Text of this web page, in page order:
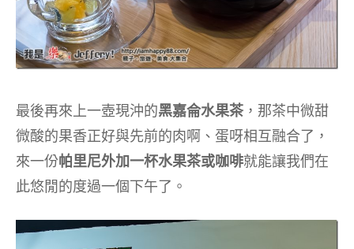
最後再來上一壺現沖的黑嘉侖水果茶 ，那茶中微甜
微酸的果香正好與先前的肉啊、蛋呀相互融合了，
來一份帕里尼外加一杯水果茶或咖啡就能讓我們在
此悠閒的度過一個下午了。